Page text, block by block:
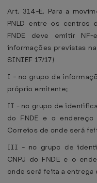
Art. 314-E. Para a
PNLD entre os centros
FNDE deve emitir
informações previstas
SINIEF 17/17)
I - no grupo de
próprio emitente;
II - no grupo de
do FNDE e o
Correios de onde será
III - no grupo de
CNPJ do FNDE e o
onde será feita a